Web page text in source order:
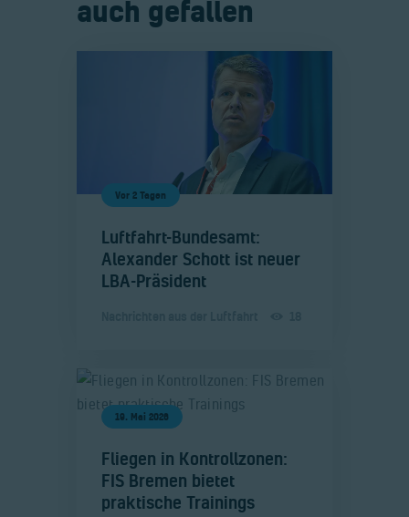
auch gefallen
Vor 2 Tagen
​Luftfahrt-Bundesamt:
Alexander Schott ist neuer
LBA-Präsident
19. Mai 2026
​Fliegen in Kontrollzonen:
FIS Bremen bietet
praktische Trainings